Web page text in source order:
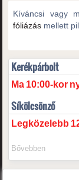
Kíváncsi vagy
fóliázás mellett
Kerékpárbolt
Ma 10:00-kor
Síkölcsönző
Legközelebb
Bővebben